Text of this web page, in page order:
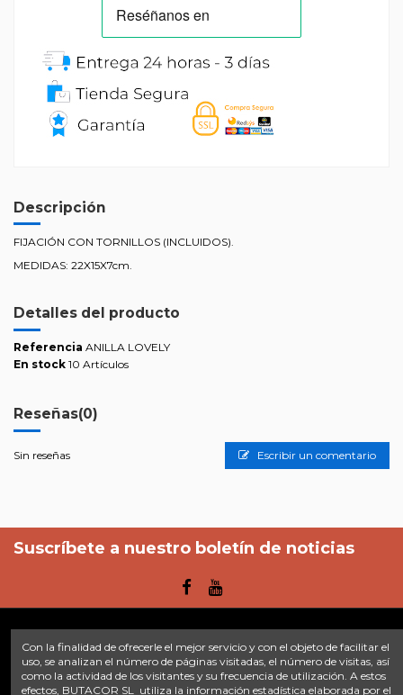
Descripción
FIJACIÓN CON TORNILLOS (INCLUIDOS).
MEDIDAS: 22X15X7cm.
Detalles del producto
Referencia ANILLA LOVELY
En stock 10 Artículos
Reseñas(0)
Sin reseñas Escribir un comentario
Suscríbete a nuestro boletín de noticias
Enlaces
Con la finalidad de ofrecerle el mejor servicio y con el objeto de facilitar el
uso, se analizan el número de páginas visitadas, el número de visitas, así
como la actividad de los visitantes y su frecuencia de utilización. A estos
efectos, BUTACOR SL utiliza la información estadística elaborada por el